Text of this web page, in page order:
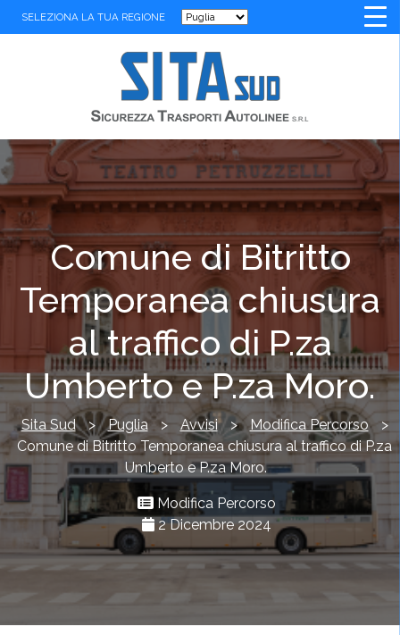
SELEZIONA LA TUA REGIONE
Comune di Bitritto
Temporanea chiusura
al traffico di P.za
Umberto e P.za Moro.
Sita Sud > Puglia > Avvisi > Modifica Percorso
>
Comune di Bitritto Temporanea chiusura al traffico di P.za
Umberto e P.za Moro.
Modifica Percorso
2 Dicembre 2024